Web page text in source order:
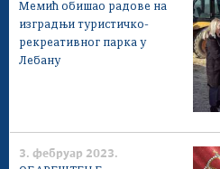
Мемић обишао радове на
изградњи туристичко-
рекреативног парка у
Лебану
3. фебруар 2023.